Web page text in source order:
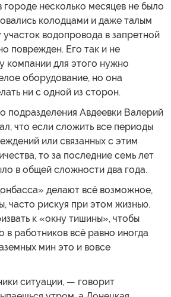
городе несколько месяцев не было
колодцами и даже талым
водопровода в запретной
поврежден. Его так и не
компании для этого нужно
оборудование, но она
ни с одной из сторон.
подразделения Авдеевки Валерий
что если сложить все периоды
или связанных с этим
то за последние семь лет
в общей сложности два года.
делают всё возможное,
часто рискуя при этом жизнью.
к «окну тишины», чтобы
в работников всё равно иногда
мин это и вовсе
ситуации, — говорит